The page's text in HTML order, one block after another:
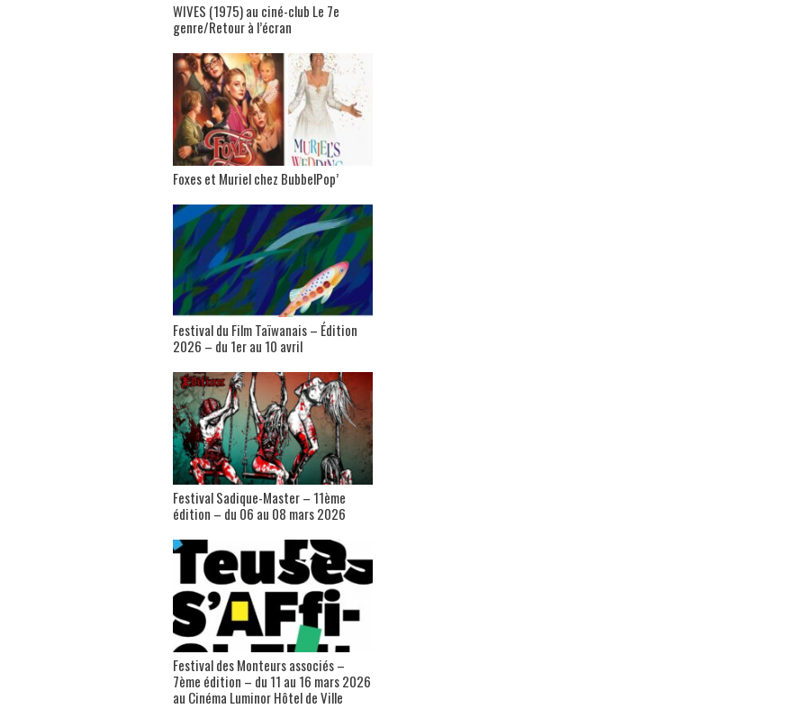
WIVES (1975) au ciné-club Le 7e
genre/Retour à l’écran
Foxes et Muriel chez BubbelPop’
Festival du Film Taïwanais – Édition
2026 – du 1er au 10 avril
Festival Sadique-Master – 11ème
édition – du 06 au 08 mars 2026
Festival des Monteurs associés –
7ème édition – du 11 au 16 mars 2026
au Cinéma Luminor Hôtel de Ville